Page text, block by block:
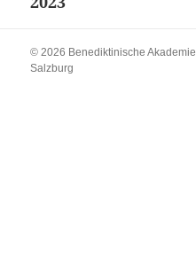
© 2026 Benediktinische Akademie
Salzburg